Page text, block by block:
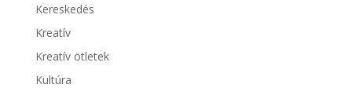
Kereskedés
Kreatív
Kreatív ötletek
Kultúra